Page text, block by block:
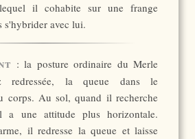
il cohabite sur une frange
s'hybrider avec lui.
: la posture ordinaire du Merle
redressée, la queue dans le
corps. Au sol, quand il recherche
a une attitude plus horizontale.
il redresse la queue et laisse